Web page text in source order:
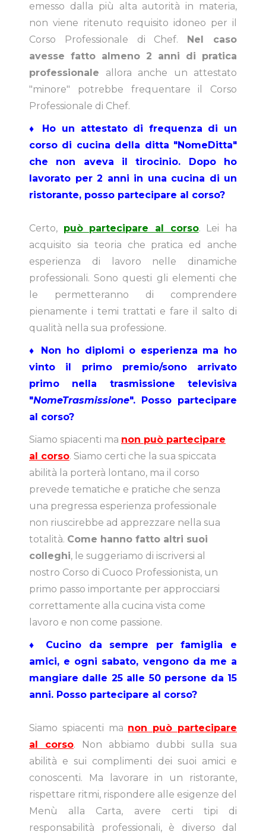
emesso dalla più alta autorità in materia,
non viene ritenuto requisito idoneo per il
Corso Professionale di Chef. Nel caso
avesse fatto almeno 2 anni di pratica
professionale allora anche un attestato
"minore" potrebbe frequentare il Corso
Professionale di Chef.
♦ Ho un attestato di frequenza di un
corso di cucina della ditta "NomeDitta"
che non aveva il tirocinio. Dopo ho
lavorato per 2 anni in una cucina di un
ristorante, posso partecipare al corso?
Certo, può partecipare al corso. Lei ha
acquisito sia teoria che pratica ed anche
esperienza di lavoro nelle dinamiche
professionali. Sono questi gli elementi che
le permetteranno di comprendere
pienamente i temi trattati e fare il salto di
qualità nella sua professione.
♦ Non ho diplomi o esperienza ma ho
vinto il primo premio/sono arrivato
primo nella trasmissione televisiva
"NomeTrasmissione". Posso partecipare
al corso?
Siamo spiacenti ma non può partecipare
al corso. Siamo certi che la sua spiccata
abilità la porterà lontano, ma il corso
prevede tematiche e pratiche che senza
una pregressa esperienza professionale
non riuscirebbe ad apprezzare nella sua
totalità. Come hanno fatto altri suoi
colleghi, le suggeriamo di iscriversi al
nostro Corso di Cuoco Professionista, un
primo passo importante per approcciarsi
correttamente alla cucina vista come
lavoro e non come passione.
♦ Cucino da sempre per famiglia e
amici, e ogni sabato, vengono da me a
mangiare dalle 25 alle 50 persone da 15
anni. Posso partecipare al corso?
Siamo spiacenti ma non può partecipare
al corso. Non abbiamo dubbi sulla sua
abilità e sui complimenti dei suoi amici e
conoscenti. Ma lavorare in un ristorante,
rispettare ritmi, rispondere alle esigenze del
Menù alla Carta, avere certi tipi di
responsabilità professionali, è diverso dal